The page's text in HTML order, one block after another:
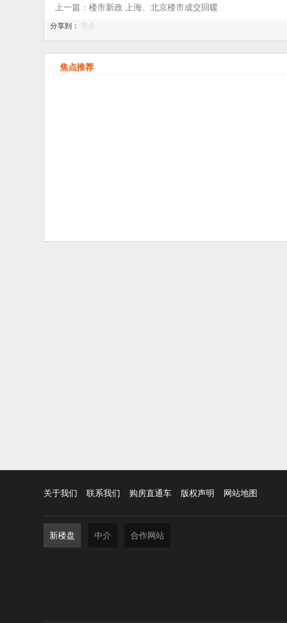
上一篇：楼市新政 上海、北京楼市成交回暖
分享到： 更多
焦点推荐
关于我们 联系我们 购房直通车 版权声明 网站地图
新楼盘 中介 合作网站